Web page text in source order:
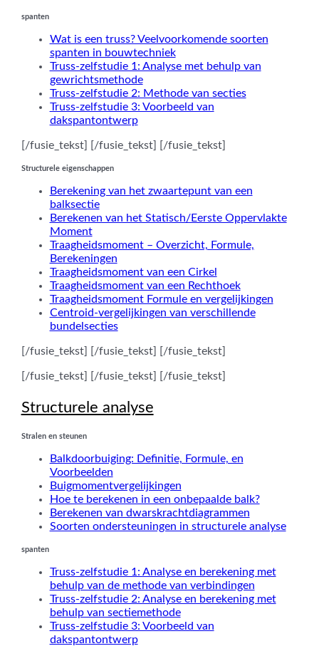
spanten
Wat is een truss? Veelvoorkomende soorten
spanten in bouwtechniek
Truss-zelfstudie 1: Analyse met behulp van
gewrichtsmethode
Truss-zelfstudie 2: Methode van secties
Truss-zelfstudie 3: Voorbeeld van
dakspantontwerp
[/fusie_tekst] [/fusie_tekst] [/fusie_tekst]
Structurele eigenschappen
Berekening van het zwaartepunt van een
balksectie
Berekenen van het Statisch/Eerste Oppervlakte
Moment
Traagheidsmoment – Overzicht, Formule,
Berekeningen
Traagheidsmoment van een Cirkel
Traagheidsmoment van een Rechthoek
Traagheidsmoment Formule en vergelijkingen
Centroid-vergelijkingen van verschillende
bundelsecties
[/fusie_tekst] [/fusie_tekst] [/fusie_tekst]
[/fusie_tekst] [/fusie_tekst] [/fusie_tekst]
Structurele analyse
Stralen en steunen
Balkdoorbuiging: Definitie, Formule, en
Voorbeelden
Buigmomentvergelijkingen
Hoe te berekenen in een onbepaalde balk?
Berekenen van dwarskrachtdiagrammen
Soorten ondersteuningen in structurele analyse
spanten
Truss-zelfstudie 1: Analyse en berekening met
behulp van de methode van verbindingen
Truss-zelfstudie 2: Analyse en berekening met
behulp van sectiemethode
Truss-zelfstudie 3: Voorbeeld van
dakspantontwerp